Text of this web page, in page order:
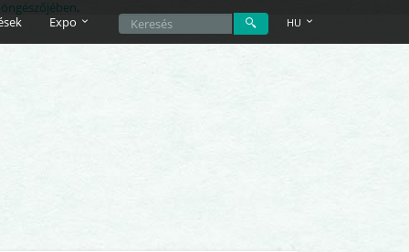
.
Expo HU